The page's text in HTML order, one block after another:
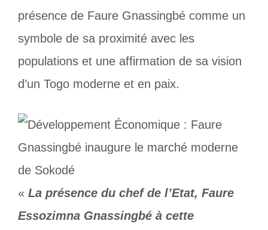
présence de Faure Gnassingbé comme un
symbole de sa proximité avec les
populations et une affirmation de sa vision
d’un Togo moderne et en paix.
« La présence du chef de l’Etat, Faure
Essozimna Gnassingbé à cette